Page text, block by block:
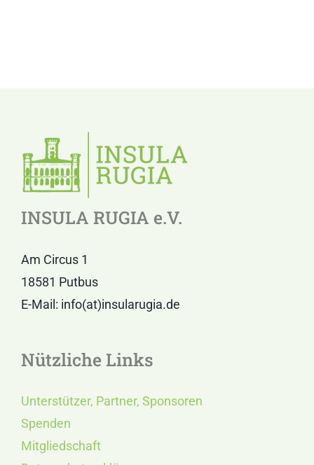
INSULA RUGIA e.V.
Am Circus 1
18581 Putbus
E-Mail: info(at)insularugia.de
Nützliche Links
Unterstützer, Partner, Sponsoren
Spenden
Mitgliedschaft